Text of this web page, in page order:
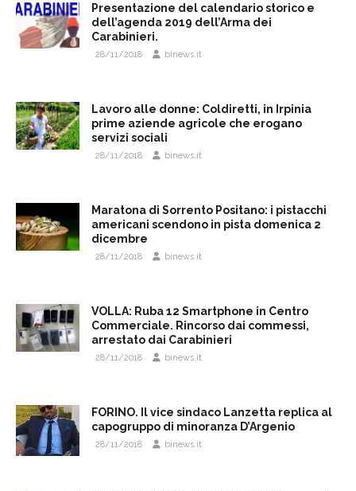
Presentazione del calendario storico e
dell’agenda 2019 dell’Arma dei
Carabinieri.
28/11/2018 binews.it
Lavoro alle donne: Coldiretti, in Irpinia
prime aziende agricole che erogano
servizi sociali
28/11/2018 binews.it
Maratona di Sorrento Positano: i pistacchi
americani scendono in pista domenica 2
dicembre
28/11/2018 binews.it
VOLLA: Ruba 12 Smartphone in Centro
Commerciale. Rincorso dai commessi,
arrestato dai Carabinieri
28/11/2018 binews.it
FORINO. Il vice sindaco Lanzetta replica al
capogruppo di minoranza D’Argenio
28/11/2018 binews.it